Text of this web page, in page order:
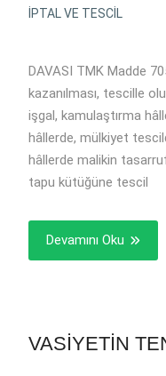
İPTAL VE TESCİL
TAPU
DAVASI TMK Madde
kazanılması, tescille
işgal, kamulaştırma
hâllerde, mülkiyet
hâllerde malikin
tapu kütüğüne tescil
Devamını Oku
VASİYETİN